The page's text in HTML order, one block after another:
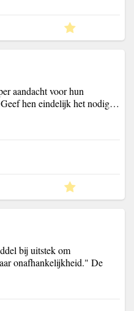
aandacht voor hun
hen eindelijk het nodig…
bij uitstek om
onafhankelijkheid." De